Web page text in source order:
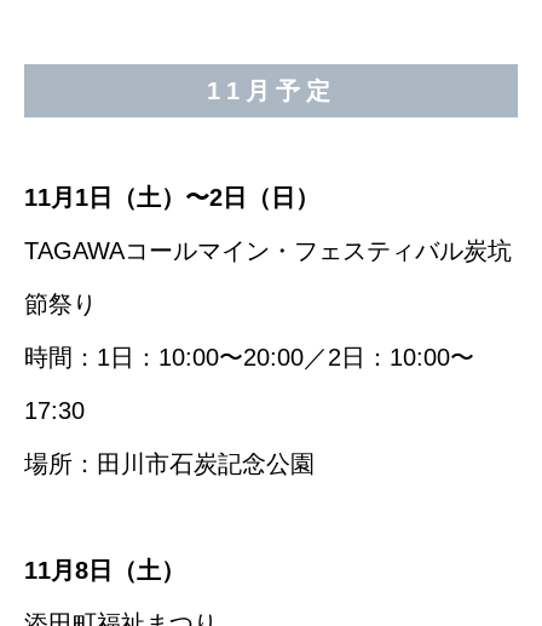
11月予定
11月1日（土）〜2日（日）
TAGAWAコールマイン・フェスティバル炭坑
節祭り
時間：1日：10:00〜20:00／2日：10:00〜
17:30
場所：田川市石炭記念公園
11月8日（土）